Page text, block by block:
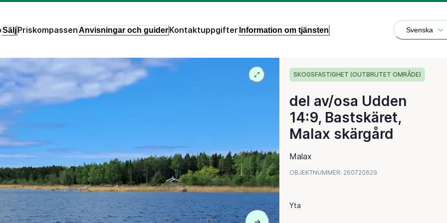
SäljPriskompassenAnvisningar och guiderKontaktuppgifter Information om tjänsten Svenska
SKOGSFASTIGHET (OUTBRUTET OMRÅDE)
del av/osa Udden
14:9, Bastskäret,
Malax skärgård
Malax
OBJEKTNUMMER: 260720629
Yta